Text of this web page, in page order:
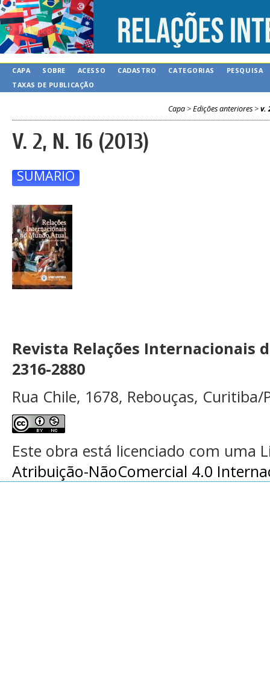
CAPA SOBRE ACESSO CADASTRO CATEGORIAS
PESQUISA
TAXAS DE PUBLICAÇÃO
Capa>Edições anteriores>v.
V. 2, N. 16 (2013)
SUMÁRIO
Revista Relações Internacionais
2316-2880
Rua Chile, 1678, Rebouças, Curitiba/
Este obra está licenciado com uma
Atribuição-NãoComercial 4.0